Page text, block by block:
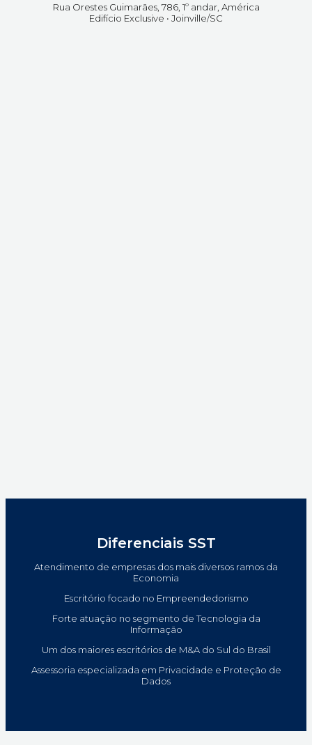
Rua Orestes Guimarães, 786, 1º andar, América
Edifício Exclusive • Joinville/SC
Diferenciais SST
Atendimento de empresas dos mais diversos ramos da
Economia
Escritório focado no Empreendedorismo
Forte atuação no segmento de Tecnologia da
Informação
Um dos maiores escritórios de M&A do Sul do Brasil
Assessoria especializada em Privacidade e Proteção de
Dados